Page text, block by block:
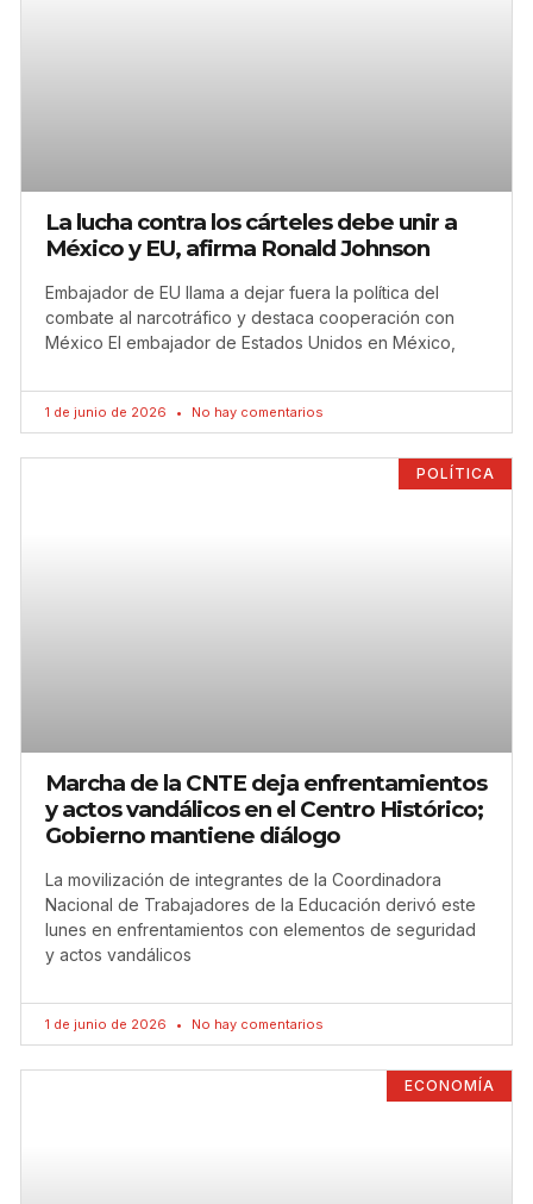
La lucha contra los cárteles debe unir a
México y EU, afirma Ronald Johnson
Embajador de EU llama a dejar fuera la política del
combate al narcotráfico y destaca cooperación con
México El embajador de Estados Unidos en México,
1 de junio de 2026 No hay comentarios
POLÍTICA
Marcha de la CNTE deja enfrentamientos
y actos vandálicos en el Centro Histórico;
Gobierno mantiene diálogo
La movilización de integrantes de la Coordinadora
Nacional de Trabajadores de la Educación derivó este
lunes en enfrentamientos con elementos de seguridad
y actos vandálicos
1 de junio de 2026 No hay comentarios
ECONOMÍA